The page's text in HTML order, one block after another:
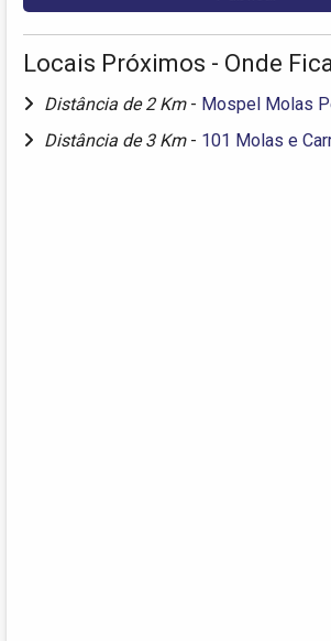
Locais Próximos - Onde
Distância de 2 Km - Mospel Molas
Distância de 3 Km - 101 Molas e